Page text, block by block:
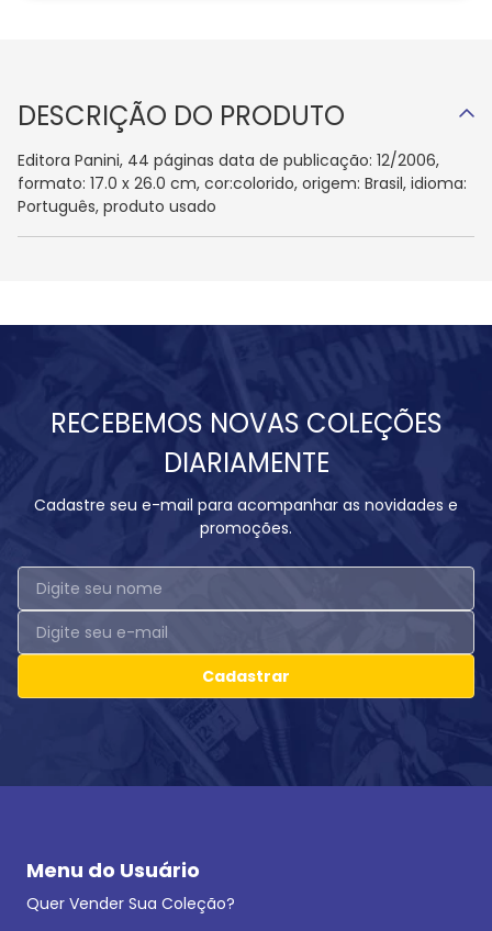
DESCRIÇÃO DO PRODUTO
Editora Panini, 44 páginas data de publicação: 12/2006,
formato: 17.0 x 26.0 cm, cor:colorido, origem: Brasil, idioma:
Português, produto usado
RECEBEMOS NOVAS COLEÇÕES
DIARIAMENTE
Cadastre seu e-mail para acompanhar as novidades e
promoções.
Cadastrar
Menu do Usuário
Quer Vender Sua Coleção?